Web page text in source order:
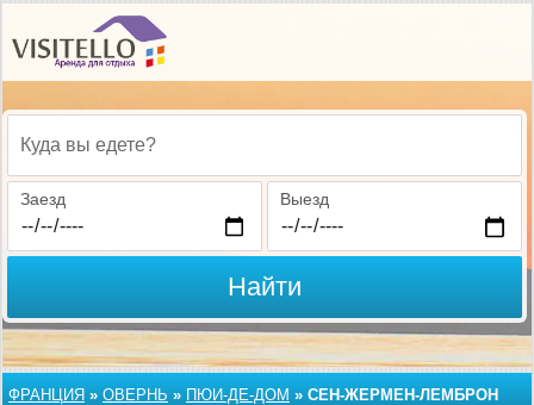
Куда вы едете?
Заезд Выезд
Найти
ФРАНЦИЯ » ОВЕРНЬ » ПЮИ-ДЕ-ДОМ » СЕН-ЖЕРМЕН-ЛЕМБРОН